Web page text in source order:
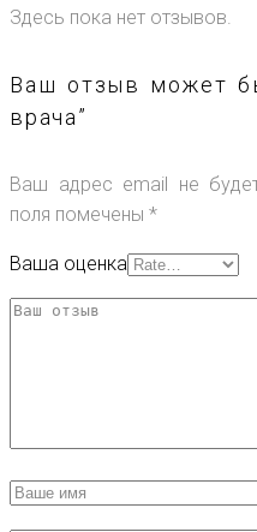
Здесь пока нет отзывов.
Ваш отзыв может
врача”
Ваш адрес email не
поля помечены *
Ваша оценка